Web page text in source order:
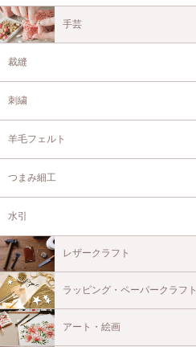
手芸
裁縫
刺繍
羊毛フェルト
つまみ細工
水引
レザークラフト
ラッピング・ペーパークラフト
アート・絵画